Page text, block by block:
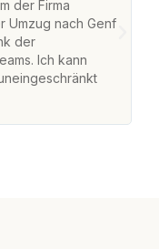
der Firma
Umzug nach Genf
der
Ich kann